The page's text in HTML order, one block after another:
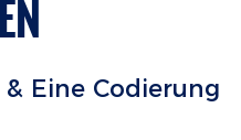
& Eine Codierung